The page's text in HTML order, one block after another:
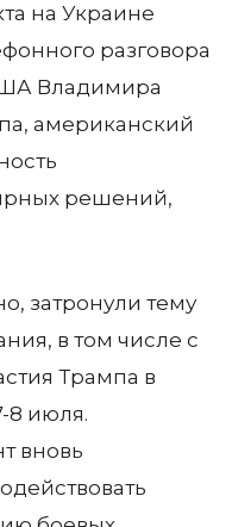
на Украине
разговора
Владимира
американский
решений,
затронули тему
в том числе с
Трампа в
8 июля.
вновь